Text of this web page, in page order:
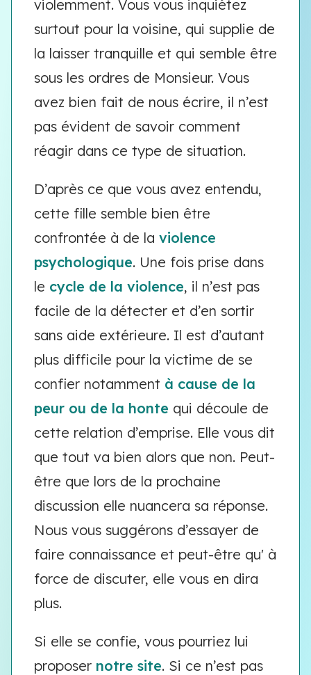
violemment. Vous vous inquiétez
surtout pour la voisine, qui supplie de
la laisser tranquille et qui semble être
sous les ordres de Monsieur. Vous
avez bien fait de nous écrire, il n’est
pas évident de savoir comment
réagir dans ce type de situation.
D’après ce que vous avez entendu,
cette fille semble bien être
confrontée à de la violence
psychologique. Une fois prise dans
le cycle de la violence, il n’est pas
facile de la détecter et d’en sortir
sans aide extérieure. Il est d’autant
plus difficile pour la victime de se
confier notamment à cause de la
peur ou de la honte qui découle de
cette relation d’emprise. Elle vous dit
que tout va bien alors que non. Peut-
être que lors de la prochaine
discussion elle nuancera sa réponse.
Nous vous suggérons d’essayer de
faire connaissance et peut-être qu' à
force de discuter, elle vous en dira
plus.
Si elle se confie, vous pourriez lui
proposer notre site. Si ce n’est pas